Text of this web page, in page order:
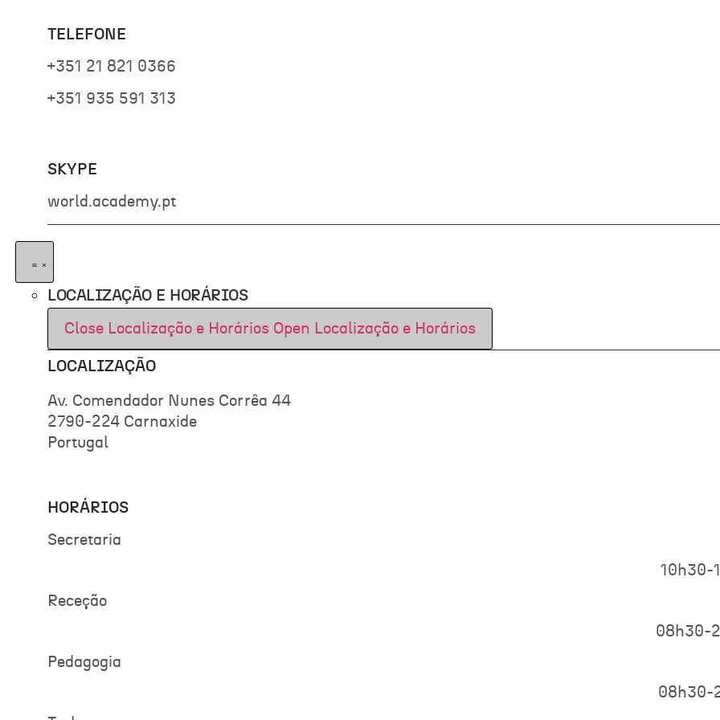
TELEFONE
+351 21 821 0366
+351 935 591 313
SKYPE
world.academy.pt
LOCALIZAÇÃO E HORÁRIOS
Close Localização e Horários Open Localização e Horários
LOCALIZAÇÃO
Av. Comendador Nunes Corrêa 44
2790-224 Carnaxide
Portugal
HORÁRIOS
Secretaria
10h30-
Receção
08h30-
Pedagogia
08h30-